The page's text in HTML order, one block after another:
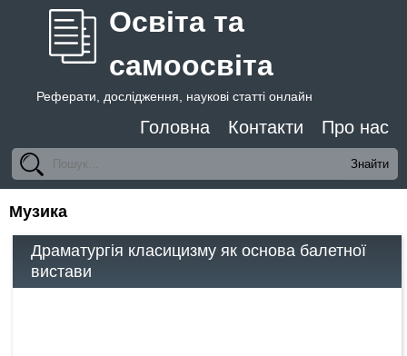
Освіта та
самоосвіта
Реферати, дослідження, наукові статті онлайн
Головна Контакти Про нас
Музика
Драматургія класицизму як основа балетної
вистави